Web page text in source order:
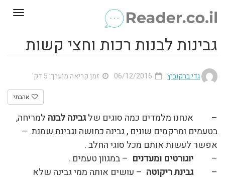
גבינות לבנות רכות וחצי קשות
גדי ברקוביץ זמן קריאה מוערך: 5 דק'
אהבתי
– אנחנו מלמדים כמה סוגים שלגבינה לבנה למריחה,
בטעמים ומרקמים שונים , גבינה כחושה וגבינת שמנת –
אפשר לעשות אותם מכל סוגי החלב .
– יוגורטים ומעדנים – במגוון טעמים .
–גבינת ריקוטה – עושים אותה ממי גבינה שלא